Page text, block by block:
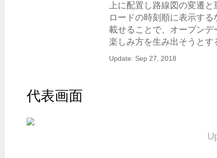
上に配置し路線図の変遷
ロードの時刻順に表示す
載せることで、オープン
楽しみ方を生み出そうとす
Update: Sep 27, 2018
代表画面